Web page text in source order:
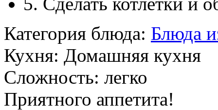
Категория блюда: Блюда
Кухня: Домашняя кухня
Сложность: легко
Приятного аппетита!